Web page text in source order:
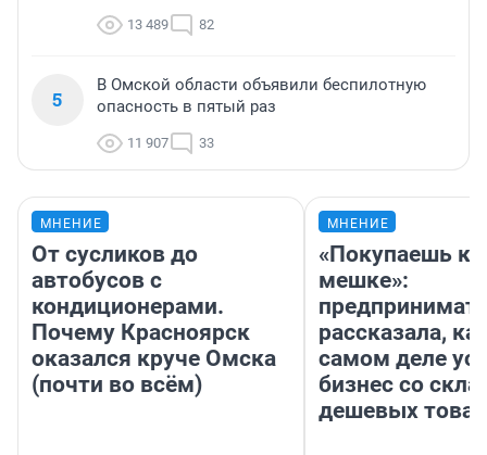
13 489 82
5
В Омской области объявили беспилотную
опасность в пятый раз
11 907 33
МНЕНИЕ
От сусликов до
автобусов с
кондиционерами.
Почему Красноярск
оказался круче Омска
(почти во всём)
МНЕНИЕ
«Покупаешь
мешке»:
рассказала,
самом деле
бизнес со
дешевых